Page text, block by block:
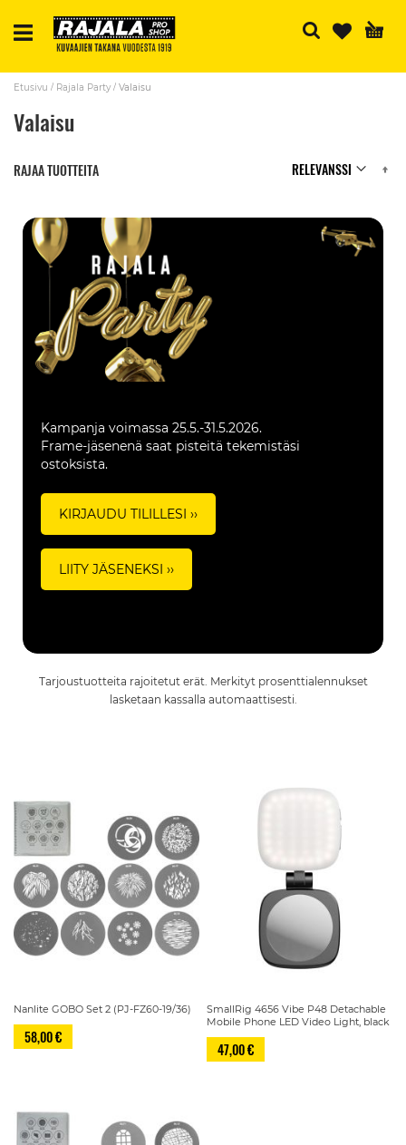
Etusivu Rajala Party Valaisu
Valaisu
Kampanja voimassa 25.5.-31.5.2026.
Frame-jäsenenä saat pisteitä tekemistäsi
ostoksista.
KIRJAUDU TILILLESI ››
LIITY JÄSENEKSI ››
Tarjoustuotteita rajoitetut erät. Merkityt prosenttialennukset
lasketaan kassalla automaattisesti.
Nanlite GOBO Set 2 (PJ-FZ60-19/36)
58,00 €
SmallRig 4656 Vibe P48 Detachable
Mobile Phone LED Video Light, black
47,00 €
RAJAA TUOTTEITA